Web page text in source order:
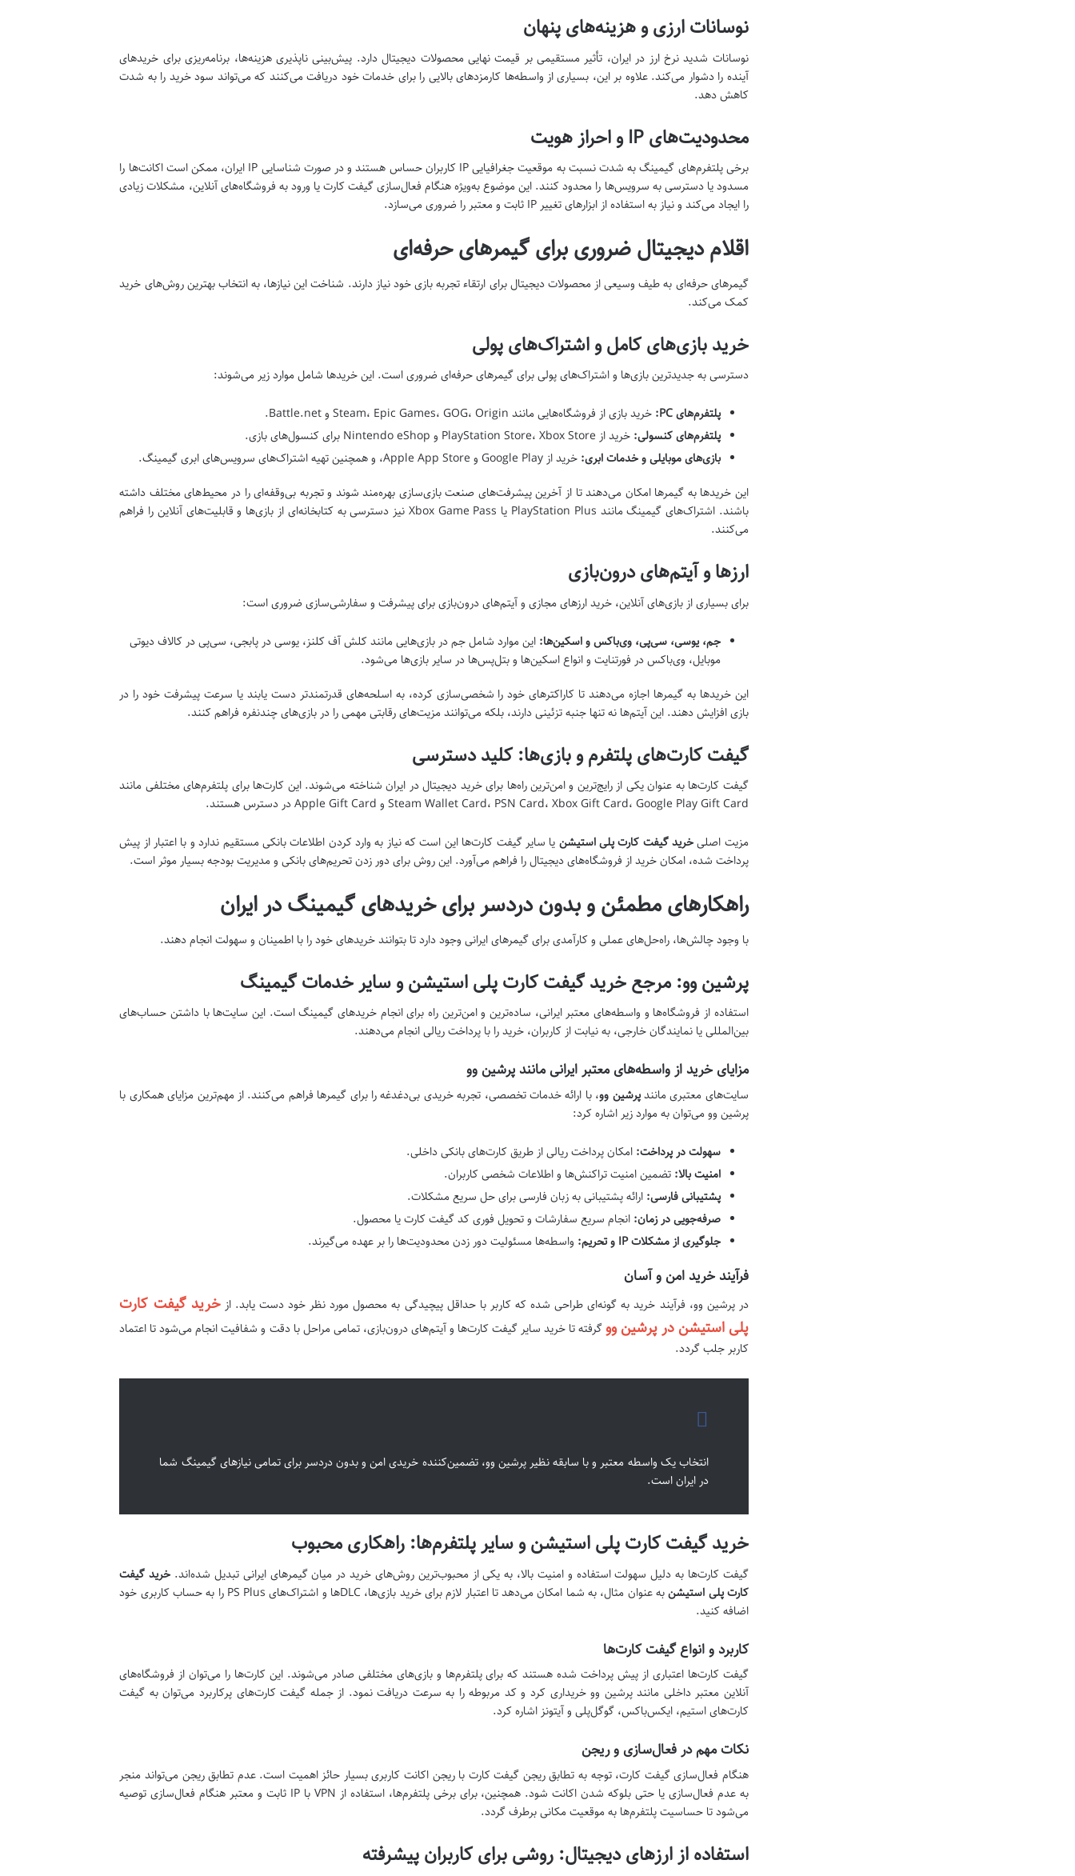
نوسانات ارزی و هزینه‌های پنهان
نوسانات شدید نرخ ارز در ایران، تأثیر مستقیمی بر قیمت نهایی محصولات دیجیتال دارد. پیش‌بینی ناپذیری هزینه‌ها، برنامه‌ریزی برای خریدهای
آینده را دشوار می‌کند. علاوه بر این، بسیاری از واسطه‌ها کارمزدهای بالایی را برای خدمات خود دریافت می‌کنند که می‌تواند سود خرید را به شدت
کاهش دهد.
محدودیت‌های IP و احراز هویت
برخی پلتفرم‌های گیمینگ به شدت نسبت به موقعیت جغرافیایی IP کاربران حساس هستند و در صورت شناسایی IP ایران، ممکن است اکانت‌ها را
مسدود یا دسترسی به سرویس‌ها را محدود کنند. این موضوع به‌ویژه هنگام فعال‌سازی گیفت کارت یا ورود به فروشگاه‌های آنلاین، مشکلات زیادی
را ایجاد می‌کند و نیاز به استفاده از ابزارهای تغییر IP ثابت و معتبر را ضروری می‌سازد.
اقلام دیجیتال ضروری برای گیمرهای حرفه‌ای
گیمرهای حرفه‌ای به طیف وسیعی از محصولات دیجیتال برای ارتقاء تجربه بازی خود نیاز دارند. شناخت این نیازها، به انتخاب بهترین روش‌های خرید
کمک می‌کند.
خرید بازی‌های کامل و اشتراک‌های پولی
دسترسی به جدیدترین بازی‌ها و اشتراک‌های پولی برای گیمرهای حرفه‌ای ضروری است. این خریدها شامل موارد زیر می‌شوند:
پلتفرم‌های PC:
خرید بازی از فروشگاه‌هایی مانند Steam، Epic Games، GOG، Origin و Battle.net.
پلتفرم‌های کنسولی: خرید از PlayStation Store، Xbox Store و Nintendo eShop برای کنسول‌های بازی.
بازی‌های موبایلی و خدمات ابری: خرید از Google Play و Apple App Store، و همچنین تهیه اشتراک‌های سرویس‌های ابری گیمینگ.
این خریدها به گیمرها امکان می‌دهند تا از آخرین پیشرفت‌های صنعت بازی‌سازی بهره‌مند شوند و تجربه بی‌وقفه‌ای را در محیط‌های مختلف داشته
باشند. اشتراک‌های گیمینگ مانند PlayStation Plus یا Xbox Game Pass نیز دسترسی به کتابخانه‌ای از بازی‌ها و قابلیت‌های آنلاین را فراهم
می‌کنند.
ارزها و آیتم‌های درون‌بازی
برای بسیاری از بازی‌های آنلاین، خرید ارزهای مجازی و آیتم‌های درون‌بازی برای پیشرفت و سفارشی‌سازی ضروری است:
جم، یوسی، سی‌پی، وی‌باکس و اسکین‌ها: این موارد شامل جم در بازی‌هایی مانند کلش آف کلنز، یوسی در پابجی، سی‌پی در کالاف دیوتی
موبایل، وی‌باکس در فورتنایت و انواع اسکین‌ها و بتل‌پس‌ها در سایر بازی‌ها می‌شود.
این خریدها به گیمرها اجازه می‌دهند تا کاراکترهای خود را شخصی‌سازی کرده، به اسلحه‌های قدرتمندتر دست یابند یا سرعت پیشرفت خود را در
بازی افزایش دهند. این آیتم‌ها نه تنها جنبه تزئینی دارند، بلکه می‌توانند مزیت‌های رقابتی مهمی را در بازی‌های چندنفره فراهم کنند.
گیفت کارت‌های پلتفرم و بازی‌ها: کلید دسترسی
گیفت کارت‌ها به عنوان یکی از رایج‌ترین و امن‌ترین راه‌ها برای خرید دیجیتال در ایران شناخته می‌شوند. این کارت‌ها برای پلتفرم‌های مختلفی مانند
Steam Wallet Card، PSN Card، Xbox Gift Card، Google Play Gift Card و Apple Gift Card در دسترس هستند.
مزیت اصلی خرید گیفت کارت پلی استیشن یا سایر گیفت کارت‌ها این است که نیاز به وارد کردن اطلاعات بانکی مستقیم ندارد و با اعتبار از پیش
پرداخت شده، امکان خرید از فروشگاه‌های دیجیتال را فراهم می‌آورد. این روش برای دور زدن تحریم‌های بانکی و مدیریت بودجه بسیار موثر است.
راهکارهای مطمئن و بدون دردسر برای خریدهای گیمینگ در ایران
با وجود چالش‌ها، راه‌حل‌های عملی و کارآمدی برای گیمرهای ایرانی وجود دارد تا بتوانند خریدهای خود را با اطمینان و سهولت انجام دهند.
پرشین وو: مرجع خرید گیفت کارت پلی استیشن و سایر خدمات گیمینگ
استفاده از فروشگاه‌ها و واسطه‌های معتبر ایرانی، ساده‌ترین و امن‌ترین راه برای انجام خریدهای گیمینگ است. این سایت‌ها با داشتن حساب‌های
بین‌المللی یا نمایندگان خارجی، به نیابت از کاربران، خرید را با پرداخت ریالی انجام می‌دهند.
مزایای خرید از واسطه‌های معتبر ایرانی مانند پرشین وو
سایت‌های معتبری مانند پرشین وو، با ارائه خدمات تخصصی، تجربه خریدی بی‌دغدغه را برای گیمرها فراهم می‌کنند. از مهم‌ترین مزایای همکاری با
پرشین وو می‌توان به موارد زیر اشاره کرد:
سهولت در پرداخت: امکان پرداخت ریالی از طریق کارت‌های بانکی داخلی.
امنیت بالا: تضمین امنیت تراکنش‌ها و اطلاعات شخصی کاربران.
پشتیبانی فارسی: ارائه پشتیبانی به زبان فارسی برای حل سریع مشکلات.
صرفه‌جویی در زمان: انجام سریع سفارشات و تحویل فوری کد گیفت کارت یا محصول.
جلوگیری از مشکلات IP و تحریم:
واسطه‌ها مسئولیت دور زدن محدودیت‌ها را بر عهده می‌گیرند.
فرآیند خرید امن و آسان
در پرشین وو، فرآیند خرید به گونه‌ای طراحی شده که کاربر با حداقل پیچیدگی به محصول مورد نظر خود دست یابد. از خرید گیفت کارت
پلی استیشن در پرشین وو گرفته تا خرید سایر گیفت کارت‌ها و آیتم‌های درون‌بازی، تمامی مراحل با دقت و شفافیت انجام می‌شود تا اعتماد
کاربر جلب گردد.
انتخاب یک واسطه معتبر و با سابقه نظیر پرشین وو، تضمین‌کننده خریدی امن و بدون دردسر برای تمامی نیازهای گیمینگ شما
در ایران است.
خرید گیفت کارت پلی استیشن و سایر پلتفرم‌ها: راهکاری محبوب
گیفت کارت‌ها به دلیل سهولت استفاده و امنیت بالا، به یکی از محبوب‌ترین روش‌های خرید در میان گیمرهای ایرانی تبدیل شده‌اند. خرید گیفت
کارت پلی استیشن
به عنوان مثال، به شما امکان می‌دهد تا اعتبار لازم برای خرید بازی‌ها، DLCها و اشتراک‌های PS Plus را به حساب کاربری خود
اضافه کنید.
کاربرد و انواع گیفت کارت‌ها
گیفت کارت‌ها اعتباری از پیش پرداخت شده هستند که برای پلتفرم‌ها و بازی‌های مختلفی صادر می‌شوند. این کارت‌ها را می‌توان از فروشگاه‌های
آنلاین معتبر داخلی مانند پرشین وو خریداری کرد و کد مربوطه را به سرعت دریافت نمود. از جمله گیفت کارت‌های پرکاربرد می‌توان به گیفت
کارت‌های استیم، ایکس‌باکس، گوگل‌پلی و آیتونز اشاره کرد.
نکات مهم در فعال‌سازی و ریجن
هنگام فعال‌سازی گیفت کارت، توجه به تطابق ریجن گیفت کارت با ریجن اکانت کاربری بسیار حائز اهمیت است. عدم تطابق ریجن می‌تواند منجر
به عدم فعال‌سازی یا حتی بلوکه شدن اکانت شود. همچنین، برای برخی پلتفرم‌ها، استفاده از VPN با IP ثابت و معتبر هنگام فعال‌سازی توصیه
می‌شود تا حساسیت پلتفرم‌ها به موقعیت مکانی برطرف گردد.
استفاده از ارزهای دیجیتال: روشی برای کاربران پیشرفته